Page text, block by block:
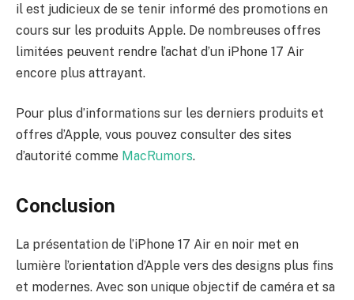
il est judicieux de se tenir informé des promotions en
cours sur les produits Apple. De nombreuses offres
limitées peuvent rendre l’achat d’un iPhone 17 Air
encore plus attrayant.
Pour plus d’informations sur les derniers produits et
offres d’Apple, vous pouvez consulter des sites
d’autorité comme MacRumors.
Conclusion
La présentation de l’iPhone 17 Air en noir met en
lumière l’orientation d’Apple vers des designs plus fins
et modernes. Avec son unique objectif de caméra et sa